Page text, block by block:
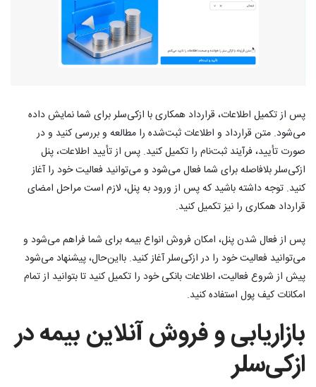
پس از تکمیل اطلاعات، قرارداد همکاری با ازکی‌سلر برای شما نمایش داده
می‌شود.‎ متن قرارداد و اطلاعات ثبت‌شده را مطالعه و بررسی کنید و در
صورت تأیید، فرآیند ثبت‌نام را تکمیل کنید.‎ پس از تأیید اطلاعات، پنل
ازکی‌سلر بلافاصله برای شما فعال می‌شود و می‌توانید فعالیت خود را آغاز
کنید.‎ توجه داشته باشید که پس از ورود به پنل، لازم است مراحل امضای
قرارداد همکاری را نیز تکمیل کنید.
پس از فعال شدن پنل، امکان فروش انواع بیمه برای شما فراهم می‌شود و
می‌توانید فعالیت خود را در ازکی‌سلر آغاز کنید.‎ بااین‌حال، پیشنهاد می‌شود
پیش از شروع فعالیت، اطلاعات بانکی خود را تکمیل کنید تا بتوانید از تمام
امکانات کیف پول استفاده کنید.
بازاریابی و فروش آنلاین بیمه در
ازکی‌سلر